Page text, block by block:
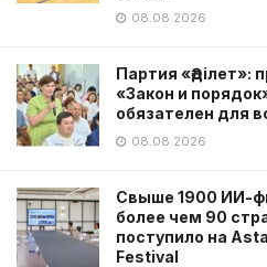
08.08.2026
Партия «Әділет»:
«Закон и
обязателен для
08.08.2026
Свыше 1900 ИИ-
более чем 90
поступило на
Festival